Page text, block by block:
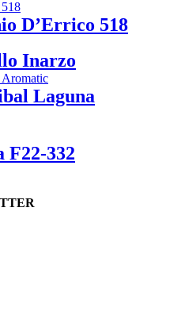
D’Errico 518
Inarzo
Laguna
F22-332